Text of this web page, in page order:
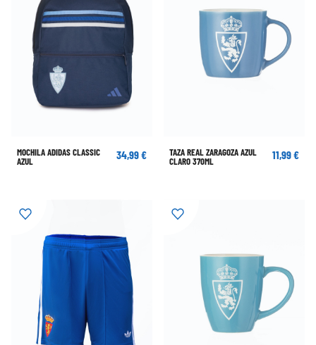
MOCHILA ADIDAS CLASSIC
AZUL
34,99 €
TAZA REAL ZARAGOZA AZUL
CLARO 370ML
11,99 €